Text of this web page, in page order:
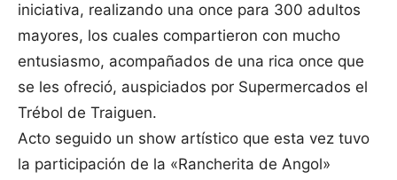
iniciativa, realizando una once para 300 adultos
mayores, los cuales compartieron con mucho
entusiasmo, acompañados de una rica once que
se les ofreció, auspiciados por Supermercados el
Trébol de Traiguen.
Acto seguido un show artístico que esta vez tuvo
la participación de la «Rancherita de Angol»